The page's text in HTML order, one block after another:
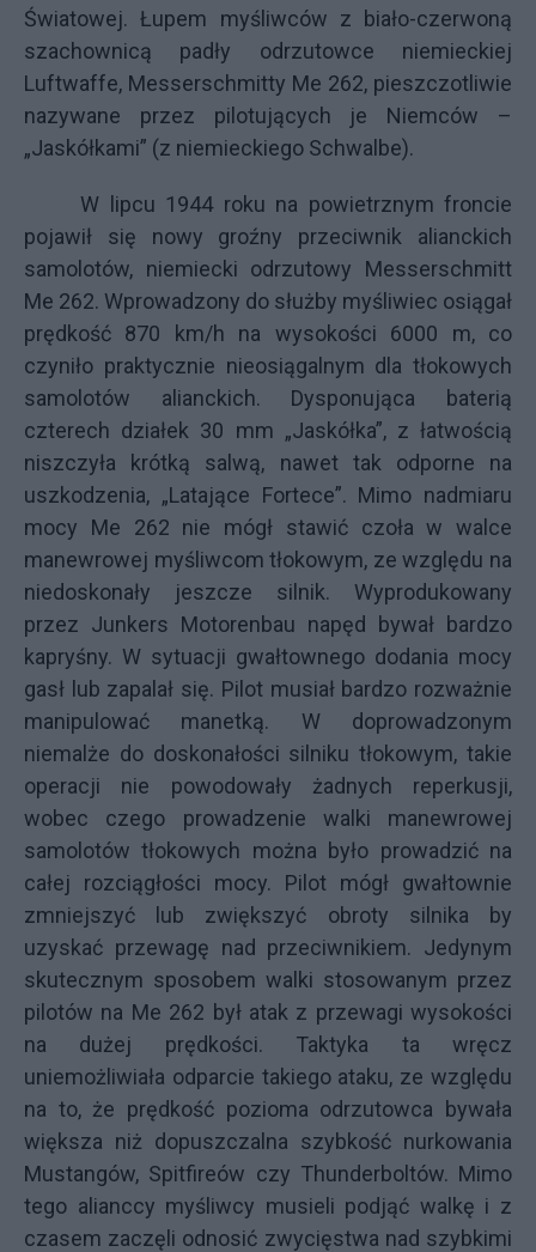
Światowej. Łupem myśliwców z biało-czerwoną
szachownicą padły odrzutowce niemieckiej
Luftwaffe, Messerschmitty Me 262, pieszczotliwie
nazywane przez pilotujących je Niemców –
„Jaskółkami” (z niemieckiego Schwalbe).
W lipcu 1944 roku na powietrznym froncie
pojawił się nowy groźny przeciwnik alianckich
samolotów, niemiecki odrzutowy Messerschmitt
Me 262. Wprowadzony do służby myśliwiec osiągał
prędkość 870 km/h na wysokości 6000 m, co
czyniło praktycznie nieosiągalnym dla tłokowych
samolotów alianckich. Dysponująca baterią
czterech działek 30 mm „Jaskółka”, z łatwością
niszczyła krótką salwą, nawet tak odporne na
uszkodzenia, „Latające Fortece”. Mimo nadmiaru
mocy Me 262 nie mógł stawić czoła w walce
manewrowej myśliwcom tłokowym, ze względu na
niedoskonały jeszcze silnik. Wyprodukowany
przez Junkers Motorenbau napęd bywał bardzo
kapryśny. W sytuacji gwałtownego dodania mocy
gasł lub zapalał się. Pilot musiał bardzo rozważnie
manipulować manetką. W doprowadzonym
niemalże do doskonałości silniku tłokowym, takie
operacji nie powodowały żadnych reperkusji,
wobec czego prowadzenie walki manewrowej
samolotów tłokowych można było prowadzić na
całej rozciągłości mocy. Pilot mógł gwałtownie
zmniejszyć lub zwiększyć obroty silnika
by
uzyskać przewagę nad przeciwnikiem. Jedynym
skutecznym sposobem walki stosowanym przez
pilotów na Me 262 był atak z przewagi wysokości
na dużej prędkości. Taktyka ta wręcz
uniemożliwiała odparcie takiego ataku, ze względu
na to, że prędkość pozioma odrzutowca bywała
większa niż dopuszczalna szybkość nurkowania
Mustangów, Spitfireów czy Thunderboltów. Mimo
tego alianccy myśliwcy musieli podjąć walkę i z
czasem zaczęli odnosić zwycięstwa nad szybkimi